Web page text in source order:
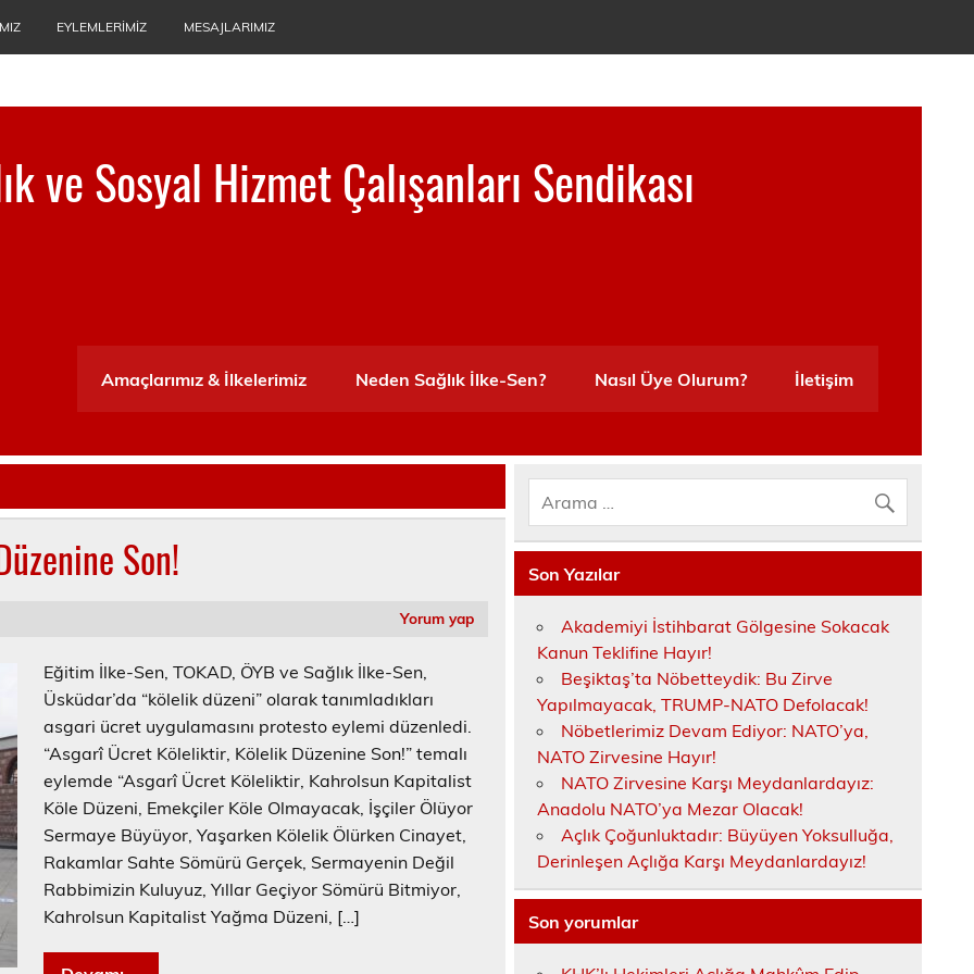
EYLEMLERIMIZ MESAJLARIMIZ
ve Sosyal Hizmet Çalışanları Sendikası
Amaçlarımız & İlkelerimiz
Neden Sağlık İlke-Sen? Nasıl Üye Olurum? İletişim
Son!
Yorum yap
Eğitim İlke-Sen, TOKAD, ÖYB ve Sağlık İlke-Sen,
Üsküdar’da “kölelik düzeni” olarak tanımladıkları
asgari ücret uygulamasını protesto eylemi düzenledi.
“Asgarî Ücret Köleliktir, Kölelik Düzenine Son!” temalı
eylemde “Asgarî Ücret Köleliktir, Kahrolsun Kapitalist
Köle Düzeni, Emekçiler Köle Olmayacak, İşçiler Ölüyor
Sermaye Büyüyor, Yaşarken Kölelik Ölürken Cinayet,
Rakamlar Sahte Sömürü Gerçek, Sermayenin Değil
Rabbimizin Kuluyuz, Yıllar Geçiyor Sömürü Bitmiyor,
Kahrolsun Kapitalist Yağma Düzeni, […]
Son Yazılar
Akademiyi İstihbarat Gölgesine Sokacak
Kanun Teklifine Hayır!
Beşiktaş’ta Nöbetteydik: Bu Zirve
Yapılmayacak, TRUMP-NATO Defolacak!
Nöbetlerimiz Devam Ediyor: NATO’ya,
NATO Zirvesine Hayır!
NATO Zirvesine Karşı Meydanlardayız:
Anadolu NATO’ya Mezar Olacak!
Açlık Çoğunluktadır: Büyüyen Yoksulluğa,
Derinleşen Açlığa Karşı Meydanlardayız!
Son yorumlar